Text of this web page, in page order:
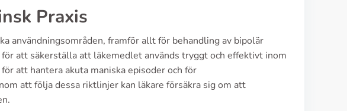
Praxis
användningsområden, framför allt för behandling av bipolär
att säkerställa att läkemedlet används tryggt och effektivt inom
att hantera akuta maniska episoder och för
att följa dessa riktlinjer kan läkare försäkra sig om att